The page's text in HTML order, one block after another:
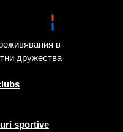
в
дружества
sportive